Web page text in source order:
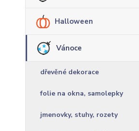
Halloween
Vánoce
dřevěné dekorace
folie na okna, samolepky
jmenovky, stuhy, rozety